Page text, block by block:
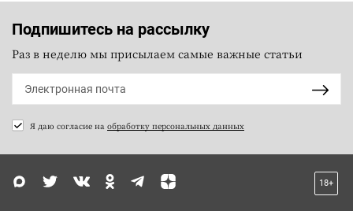
Подпишитесь на рассылку
Раз в неделю мы присылаем самые важные статьи
Я даю согласие на обработку персональных данных
18+